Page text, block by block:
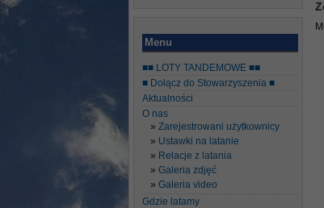
Menu
■■ LOTY TANDEMOWE ■■
■ Dołącz do Stowarzyszenia ■
Aktualności
O nas
Zarejestrowani użytkownicy
Ustawki na latanie
Relacje z latania
Galeria zdjęć
Galeria video
Gdzie latamy